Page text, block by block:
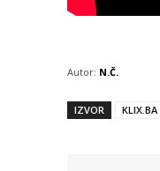
Autor: N.Č.
IZVOR KLIX.BA